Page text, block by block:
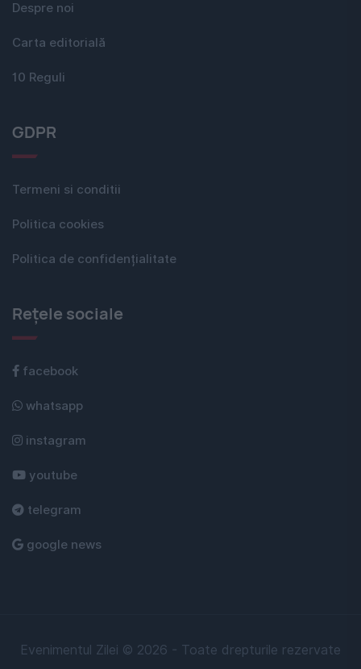
Despre noi
Carta editorială
10 Reguli
GDPR
Termeni si conditii
Politica cookies
Politica de confidențialitate
Rețele sociale
facebook
whatsapp
instagram
youtube
telegram
google news
Evenimentul Zilei © 2026 - Toate drepturile rezervate